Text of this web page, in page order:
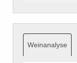
Weinanalyse